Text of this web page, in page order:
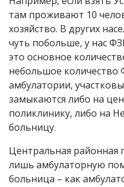
там проживают 10
хозяйство. В других
чуть побольше, у нас
это основное
небольшое количество
амбулатории,
замыкаются либо на
поликлинику, либо на
больницу.
Центральная районная
лишь амбулаторную
больница – как